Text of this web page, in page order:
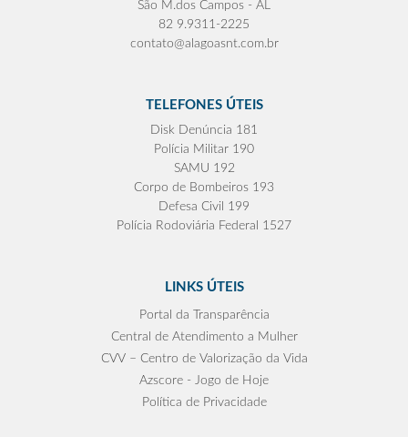
São M.dos Campos - AL
82 9.9311-2225
contato@alagoasnt.com.br
TELEFONES ÚTEIS
Disk Denúncia 181
Polícia Militar 190
SAMU 192
Corpo de Bombeiros 193
Defesa Civil 199
Polícia Rodoviária Federal 1527
LINKS ÚTEIS
Portal da Transparência
Central de Atendimento a Mulher
CVV – Centro de Valorização da Vida
Azscore - Jogo de Hoje
Política de Privacidade